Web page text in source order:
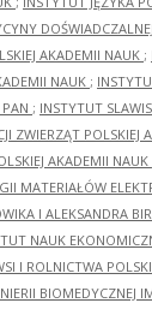
AKADEMII NAUK ;
NAUK ;
; INSTYTUT
ZWIERZĄT POLSKIEJ
AKADEMII NAUK
MATERIAŁÓW
I ALEKSANDRA
NAUK
I ROLNICTWA
BIOMEDYCZNEJ